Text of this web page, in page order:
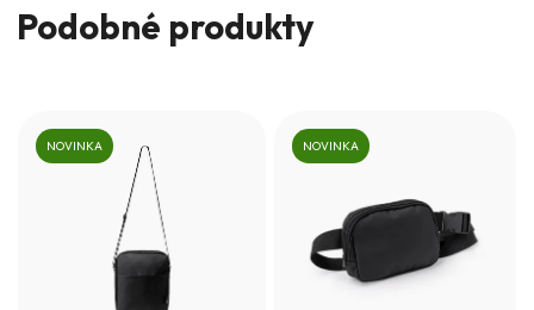
Podobné produkty
NOVINKA NOVINKA